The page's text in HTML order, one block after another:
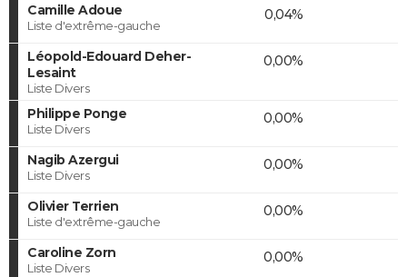
Camille Adoue
Liste d'extrême-gauche
0,04%
Léopold-Edouard Deher-
Lesaint
Liste Divers
0,00%
Philippe Ponge
Liste Divers
0,00%
Nagib Azergui
Liste Divers
0,00%
Olivier Terrien
Liste d'extrême-gauche
0,00%
Caroline Zorn
Liste Divers
0,00%